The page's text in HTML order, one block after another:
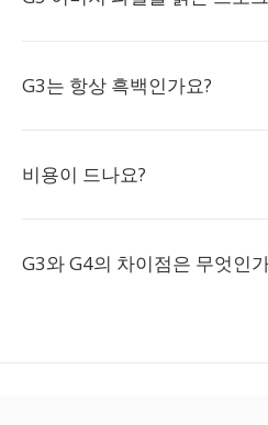
G3는 항상 흑백인가요?
비용이 드나요?
G3와 G4의 차이점은 무엇인